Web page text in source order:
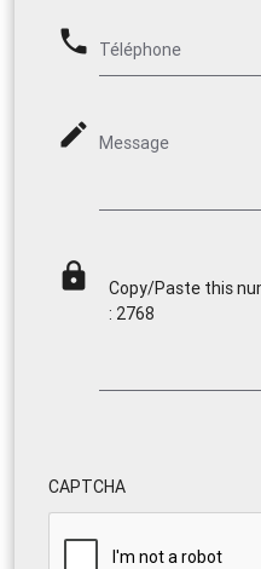
phone Téléphone
mode_edit Message
lock
Copy/Paste this
: 2768
CAPTCHA